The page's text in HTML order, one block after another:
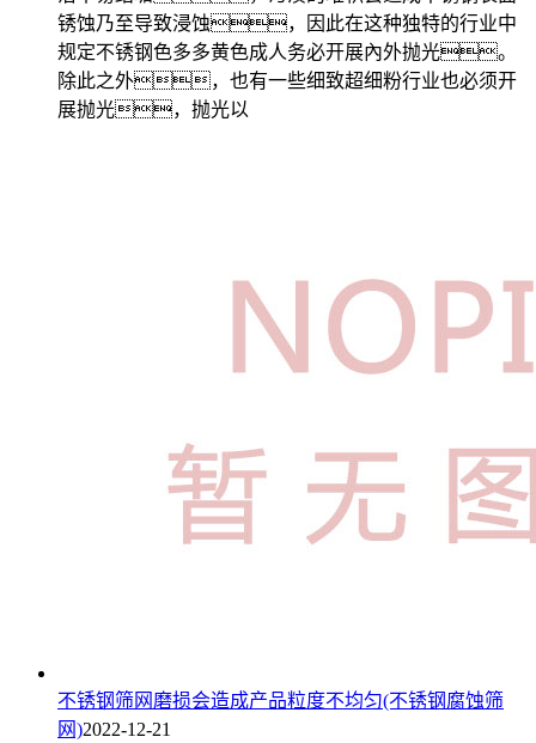
锈蚀乃至导致浸蚀，因此在这种独特的行业中
规定不锈钢色多多黄色成人务必开展內外抛光。
除此之外，也有一些细致超细粉行业也必须开
展抛光，抛光以
不锈钢筛网磨损会造成产品粒度不均匀(不锈钢腐蚀筛
网)2022-12-21